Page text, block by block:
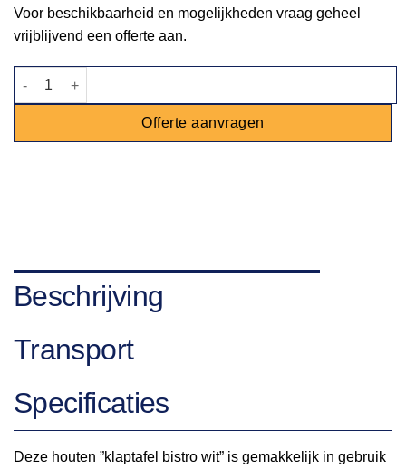
Voor beschikbaarheid en mogelijkheden vraag geheel
vrijblijvend een offerte aan.
Klaptafel Bistro wit - 'Festival kwaliteit' aantal
Offerte aanvragen
Beschrijving
Transport
Specificaties
Deze houten ”klaptafel bistro wit” is gemakkelijk in gebruik